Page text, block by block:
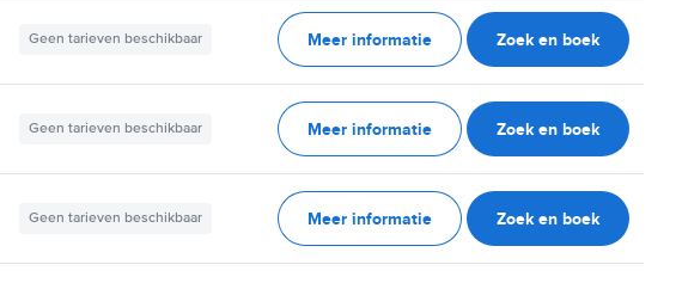
Geen tarieven beschikbaar Meer informatie Zoek en boek
Geen tarieven beschikbaar Meer informatie Zoek en boek
Geen tarieven beschikbaar Meer informatie Zoek en boek